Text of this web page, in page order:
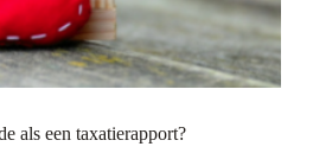
als een taxatierapport?